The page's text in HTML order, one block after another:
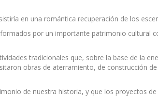
en una romántica recuperación de los
por un importante patrimonio cultural
tradicionales que, sobre la base de la
obras de aterramiento, de construcción
de nuestra historia, y que los proyectos